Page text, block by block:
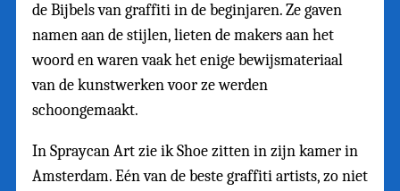
de Bijbels van graffiti in de beginjaren. Ze gaven
namen aan de stijlen, lieten de makers aan het
woord en waren vaak het enige bewijsmateriaal
van de kunstwerken voor ze werden
schoongemaakt.
In Spraycan Art zie ik Shoe zitten in zijn kamer in
Amsterdam. Eén van de beste graffiti artists, zo niet